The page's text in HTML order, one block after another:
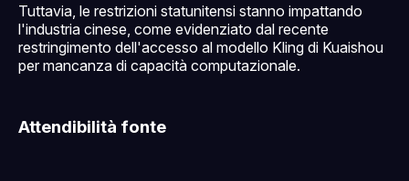
Tuttavia, le restrizioni statunitensi stanno impattando
l'industria cinese, come evidenziato dal recente
restringimento dell'accesso al modello Kling di Kuaishou
per mancanza di capacità computazionale.
Attendibilità fonte